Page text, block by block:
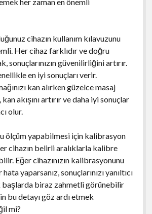
cihazın kullanım kılavuzunu
Her cihaz farklıdır ve doğru
sonuçlarınızın güvenilirliğini artırır.
en iyi sonuçları verir.
kan alırken güzelce masaj
akışını artırır ve daha iyi sonuçlar
olur.
ölçüm yapabilmesi için kalibrasyon
cihazın belirli aralıklarla kalibre
Eğer cihazınızın kalibrasyonunu
yaparsanız, sonuçlarınızı yanıltıcı
biraz zahmetli görünebilir
bu detayı göz ardı etmek
mi?